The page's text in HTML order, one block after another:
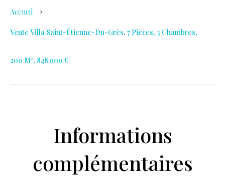
Accueil
Vente Villa Saint-Étienne-Du-Grès, 7 Pièces, 3 Chambres,
200 M², 848 000 €
Informations
complémentaires